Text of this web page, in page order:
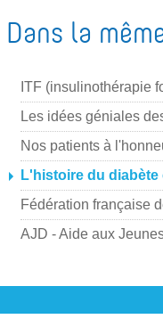
Dans la
ITF (insulinothérapie
Les idées géniales
Nos patients à
L'histoire du
Fédération française
AJD - Aide aux